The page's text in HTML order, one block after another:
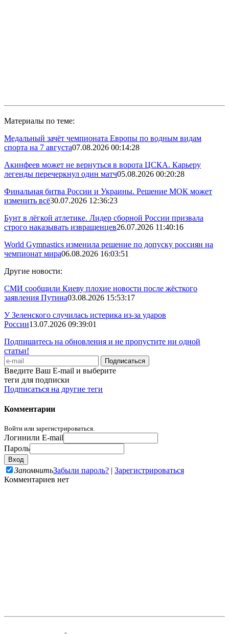
Материалы по теме:
Медальный зачёт чемпионата Европы по водным видам
спорта на 7 августа07.08.2026 00:14:28
Акинфеев может не вернуться в ворота ЦСКА. Карьеру
легенды перечеркнул один матч05.08.2026 00:20:28
Финальная битва России и Украины. Решение МОК может
изменить всё30.07.2026 12:36:23
Бунт в лёгкой атлетике. Лидер сборной России призвала
строго наказывать извращенцев26.07.2026 11:40:16
World Gymnastics изменила решение по допуску россиян на
чемпионат мира06.08.2026 16:03:51
Другие новости:
СМИ сообщили Киеву плохие новости после жёсткого
заявления Путина03.08.2026 15:53:17
У Зеленского случилась истерика из-за ударов
России13.07.2026 09:39:01
Подпишитесь на обновления и не пропустите ни одной
статьи!
Введите Ваш E-mail и выберите
теги для подписки
Подписаться на другие теги
Комментарии
Войти или зарегистрироваться.
Логинили E-mail
Пароль
ЗапомнитьЗабыли пароль? | Зарегистрироваться
Комментариев нет